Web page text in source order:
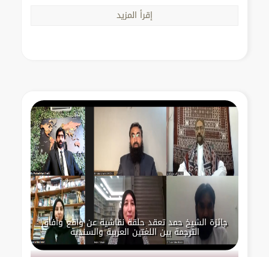
إقرأ المزيد
جائزة الشيخ حمد تعقد حلقة نقاشية عن واقع وآفاق
الترجمة بين اللغتين العربية والسندية